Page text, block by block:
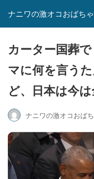
ナニワの激オコおばち
カーター国葬
マに何を言う
ど、日本は今は
ナニワの激オコおば